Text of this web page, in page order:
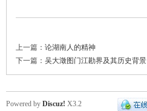
上一篇： 论湖南人的精神
下一篇： 吴大澂图门江勘界及其历史背景
Powered by Discuz! X3.2